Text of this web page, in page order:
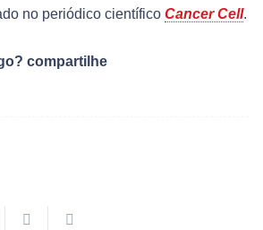
no periódico científico Cancer Cell.
compartilhe